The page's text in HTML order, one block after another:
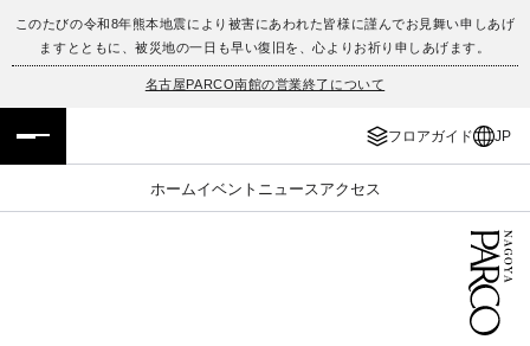
このたびの令和8年熊本地震により被害にあわれた皆様に謹んでお見舞い申しあげ
ますとともに、被災地の一日も早い復旧を、心よりお祈り申しあげます。
名古屋PARCO南館の営業終了について
フロアガイド JP
ホームイベント ニュース アクセス
フロアガイド
イベント・ポップアップ
ENGLISH